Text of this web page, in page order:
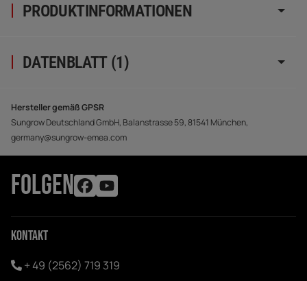
PRODUKTINFORMATIONEN
DATENBLATT (1)
Hersteller gemäß GPSR
Sungrow Deutschland GmbH, Balanstrasse 59, 81541 München,
germany@sungrow-emea.com
FOLGEN
Kontakt
+ 49 (2562) 719 319